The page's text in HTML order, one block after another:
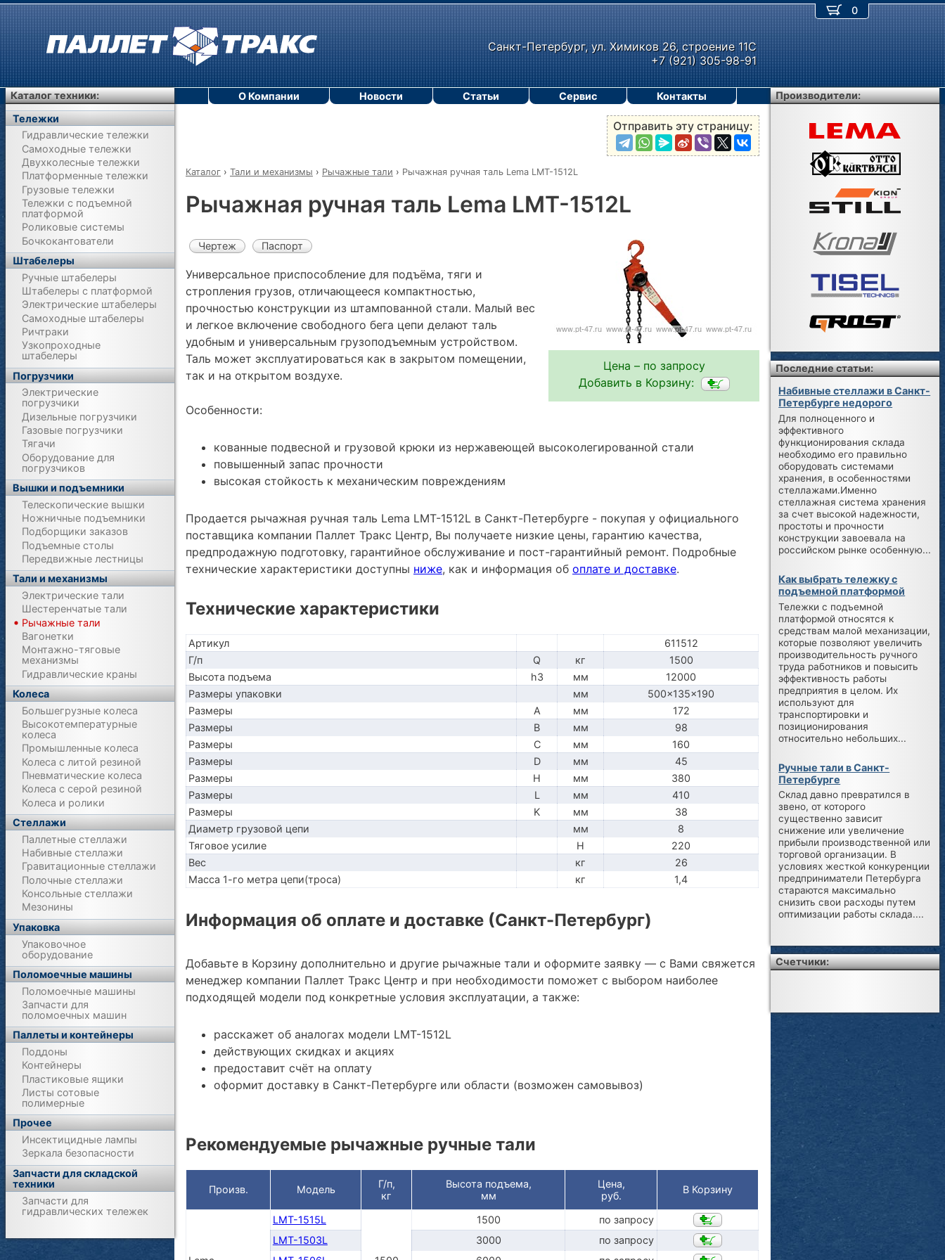
Санкт-Петербург, ул. Химиков 26, строение 11С
+7 (921) 305-98-91
Отправить эту страницу:
Каталог › Тали и механизмы › Рычажные тали › Рычажная ручная таль Lema LMT-1512L
Рычажная ручная таль Lema LMT-1512L
Цена – по запросу
Добавить в Корзину:
Чертеж Паспорт
Универсальное приспособление для подъёма, тяги и
стропления грузов, отличающееся компактностью,
прочностью конструкции из штампованной стали. Малый вес
и легкое включение свободного бега цепи делают таль
удобным и универсальным грузоподъемным устройством.
Таль может эксплуатироваться как в закрытом помещении,
так и на открытом воздухе.
Особенности:
кованные подвесной и грузовой крюки из нержавеющей высоколегированной стали
повышенный запас прочности
высокая стойкость к механическим повреждениям
Продается рычажная ручная таль Lema LMT-1512L в Санкт-Петербурге - покупая у официального
поставщика компании Паллет Тракс Центр, Вы получаете низкие цены, гарантию качества,
предпродажную подготовку, гарантийное обслуживание и пост-гарантийный ремонт. Подробные
технические характеристики доступны ниже, как и информация об оплате и доставке.
Технические характеристики
Артикул
611512
Г/п
Q кг
1500
Высота подъема
h3 мм
12000
Размеры упаковки
мм
500x135x190
Размеры
A мм
172
Размеры
B мм
98
Размеры
C мм
160
Размеры
D мм
45
Размеры
H мм
380
Размеры
L мм
410
Размеры
K мм
38
Диаметр грузовой цепи
мм
8
Тяговое усилие
H
220
Вес
кг
26
Масса 1-го метра цепи(троса)
кг 1,4
Информация об оплате и доставке (Санкт-Петербург)
Добавьте в Корзину дополнительно и другие рычажные тали и оформите заявку — с Вами свяжется
менеджер компании Паллет Тракс Центр и при необходимости поможет с выбором наиболее
подходящей модели под конкретные условия эксплуатации, а также:
расскажет об аналогах модели LMT-1512L
действующих скидках и акциях
предоставит счёт на оплату
оформит доставку в Санкт-Петербурге или области (возможен самовывоз)
Рекомендуемые рычажные ручные тали
Произв. Модель
Г/п,
кг
Высота подъема,
мм
Цена,
руб.
В Корзину
LMT-1515L 1500
по запросу
LMT-1503L
3000
по запросу
0
О Компании Новости Статьи Сервис Контакты
Каталог техники:
Тележки
Гидравлические тележки
Самоходные тележки
Двухколесные тележки
Платформенные тележки
Грузовые тележки
Тележки с подъемной
платформой
Роликовые системы
Бочкокантователи
Штабелеры
Ручные штабелеры
Штабелеры с платформой
Электрические штабелеры
Самоходные штабелеры
Ричтраки
Узкопроходные
штабелеры
Погрузчики
Электрические
погрузчики
Дизельные погрузчики
Газовые погрузчики
Тягачи
Оборудование для
погрузчиков
Вышки и подъемники
Телескопические вышки
Ножничные подъемники
Подборщики заказов
Подъемные столы
Передвижные лестницы
Тали и механизмы
Электрические тали
Шестеренчатые тали
Рычажные тали
Вагонетки
Монтажно-тяговые
механизмы
Гидравлические краны
Колеса
Большегрузные колеса
Высокотемпературные
колеса
Промышленные колеса
Колеса с литой резиной
Пневматические колеса
Колеса с серой резиной
Колеса и ролики
Стеллажи
Паллетные стеллажи
Набивные стеллажи
Гравитационные стеллажи
Полочные стеллажи
Консольные стеллажи
Мезонины
Упаковка
Упаковочное
оборудование
Поломоечные машины
Поломоечные машины
Запчасти для
поломоечных машин
Паллеты и контейнеры
Поддоны
Контейнеры
Пластиковые ящики
Листы сотовые
полимерные
Прочее
Инсектицидные лампы
Зеркала безопасности
Запчасти для складской
техники
Запчасти для
гидравлических тележек
Производители:
Последние статьи:
Набивные стеллажи в Санкт-
Петербурге недорого
Для полноценного и
эффективного
функционирования склада
необходимо его правильно
оборудовать системами
хранения, в особенностями
стеллажами.Именно
стеллажная система хранения
за счет высокой надежности,
простоты и прочности
конструкции завоевала на
российском рынке особенную...
Как выбрать тележку с
подъемной платформой
Тележки с подъемной
платформой относятся к
средствам малой механизации,
которые позволяют увеличить
производительность ручного
труда работников и повысить
эффективность работы
предприятия в целом. Их
используют для
транспортировки и
позиционирования
относительно небольших...
Ручные тали в Санкт-
Петербурге
Склад давно превратился в
звено, от которого
существенно зависит
снижение или увеличение
прибыли производственной или
торговой организации. В
условиях жесткой конкуренции
предприниматели Петербурга
стараются максимально
снизить свои расходы путем
оптимизации работы склада....
Счетчики: